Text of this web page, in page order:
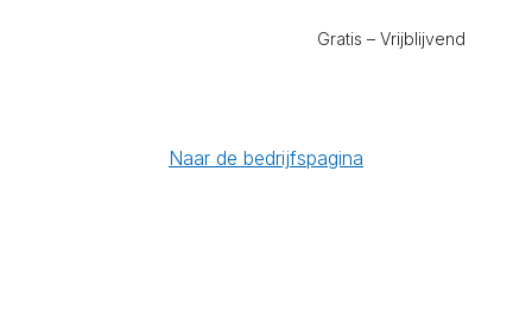
Gratis – Vrijblijvend
Naar de bedrijfspagina